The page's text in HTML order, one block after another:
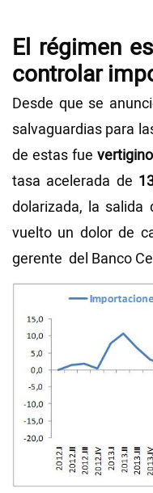
El régimen
controlar
Desde que se
salvaguardias para
de estas fue
tasa acelerada de
dolarizada, la
vuelto un dolor de
gerente del Banco